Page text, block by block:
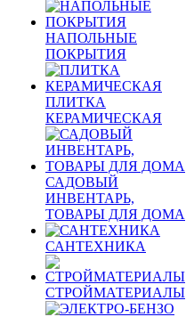
НАПОЛЬНЫЕ
ПОКРЫТИЯ
ПЛИТКА
КЕРАМИЧЕСКАЯ
САДОВЫЙ
ИНВЕНТАРЬ,
ТОВАРЫ ДЛЯ ДОМА
САНТЕХНИКА
СТРОЙМАТЕРИАЛЫ